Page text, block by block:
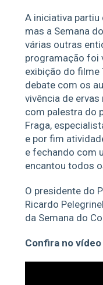
A iniciativa partiu
mas a Semana
várias outras
programação foi
exibição do filme
debate com os
vivência de
com palestra do
Fraga,
e por fim
e fechando com
encantou todos
O presidente do
Ricardo
da Semana do
Confira no